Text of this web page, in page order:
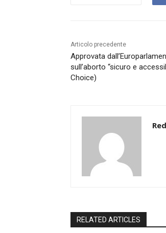
Articolo precedente
Approvata
sull’aborto “sicuro e
Choice)
RELATED ARTICLES